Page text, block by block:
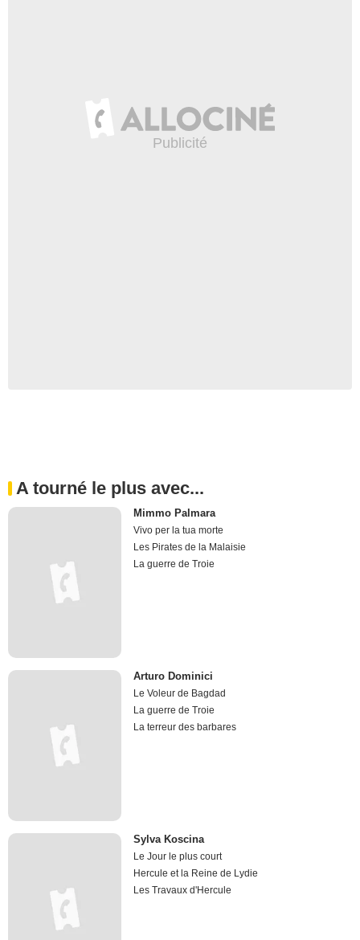
A tourné le plus avec...
Mimmo Palmara
Vivo per la tua morte
Les Pirates de la Malaisie
La guerre de Troie
Arturo Dominici
Le Voleur de Bagdad
La guerre de Troie
La terreur des barbares
Sylva Koscina
Le Jour le plus court
Hercule et la Reine de Lydie
Les Travaux d'Hercule